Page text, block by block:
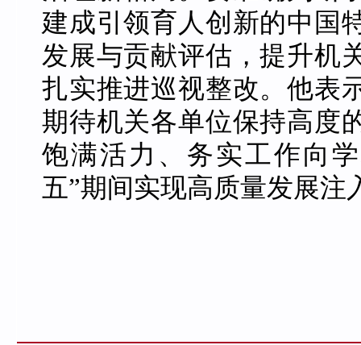
建成引领育人创新的中国
发展与贡献评估，提升机
扎实推进巡视整改。他表
期待机关各单位保持高度
饱满活力、务实工作向
五”期间实现高质量发展注